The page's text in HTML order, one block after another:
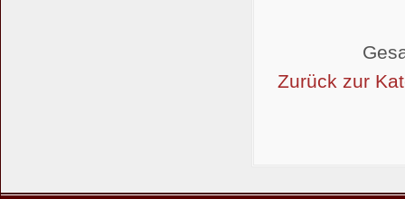
Zurück zur